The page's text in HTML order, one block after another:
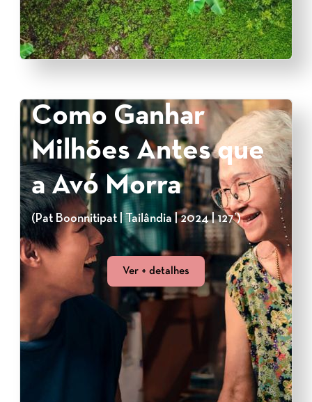
Como Ganhar
Milhões Antes que
a Avó Morra
(Pat Boonnitipat | Tailândia | 2024 | 127’)
Ver + detalhes